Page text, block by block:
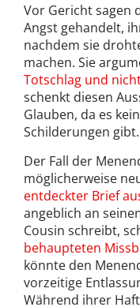
Vor Gericht sagen
Angst gehandelt,
nachdem sie
machen. Sie
Totschlag und
schenkt diesen
Glauben, da es
Schilderungen gibt.
Der Fall der
möglicherweise
entdeckter Brief
angeblich an
Cousin schreibt,
behaupteten
könnte den
vorzeitige
Während ihrer